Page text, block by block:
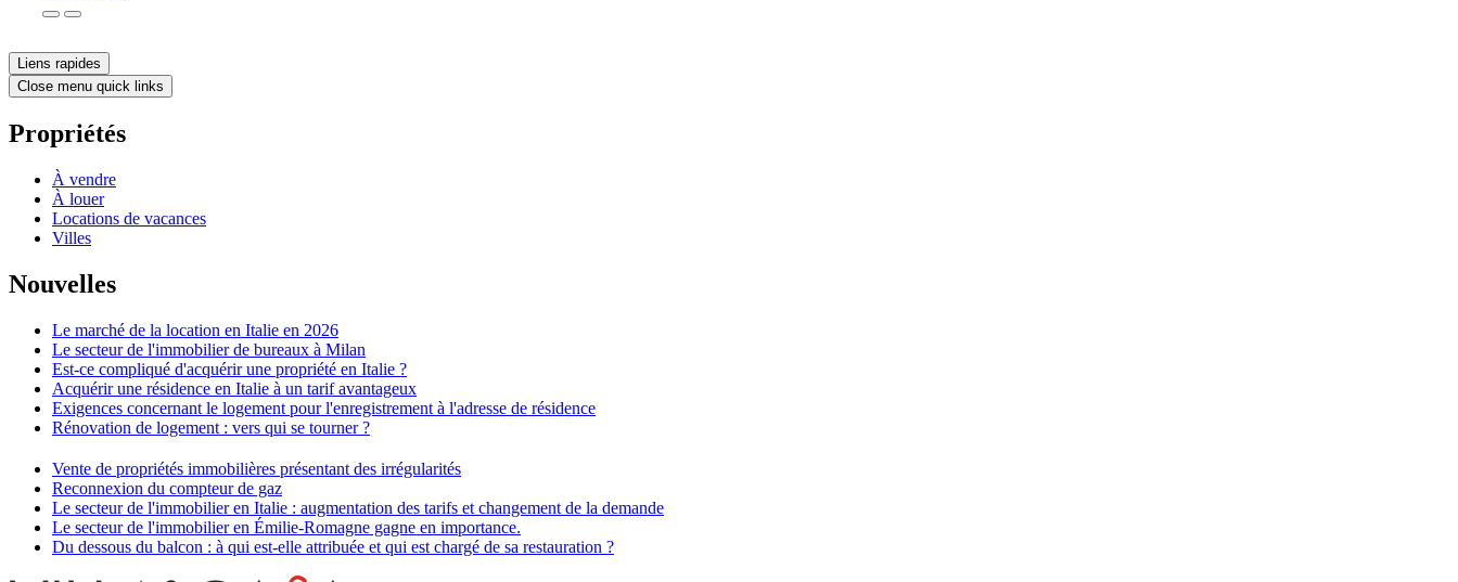
Liens rapides
Close menu quick links
Propriétés
À vendre
À louer
Locations de vacances
Villes
Nouvelles
Le marché de la location en Italie en 2026
Le secteur de l'immobilier de bureaux à Milan
Est-ce compliqué d'acquérir une propriété en Italie ?
Acquérir une résidence en Italie à un tarif avantageux
Exigences concernant le logement pour l'enregistrement à l'adresse de résidence
Rénovation de logement : vers qui se tourner ?
Vente de propriétés immobilières présentant des irrégularités
Reconnexion du compteur de gaz
Le secteur de l'immobilier en Italie : augmentation des tarifs et changement de la demande
Le secteur de l'immobilier en Émilie-Romagne gagne en importance.
Du dessous du balcon : à qui est-elle attribuée et qui est chargé de sa restauration ?